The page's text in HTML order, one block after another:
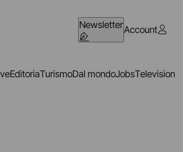
NewsletterAccount
EditoriaTurismoDal mondoJobsTelevision